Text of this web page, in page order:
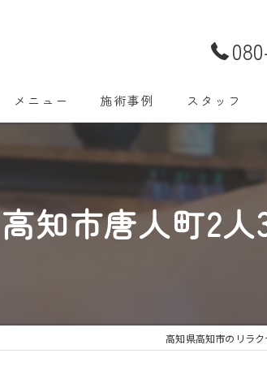
メニュー 施術事例 スタッフ
高知市唐人町2
高知県高知市のリラ